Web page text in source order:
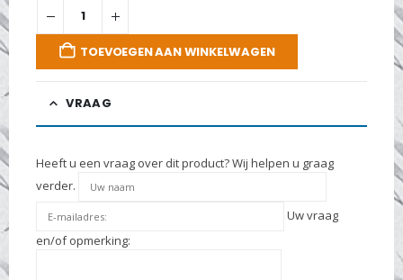
TOEVOEGEN AAN WINKELWAGEN
VRAAG
Heeft u een vraag over dit product? Wij helpen u graag
verder.
Uw vraag
en/of opmerking: